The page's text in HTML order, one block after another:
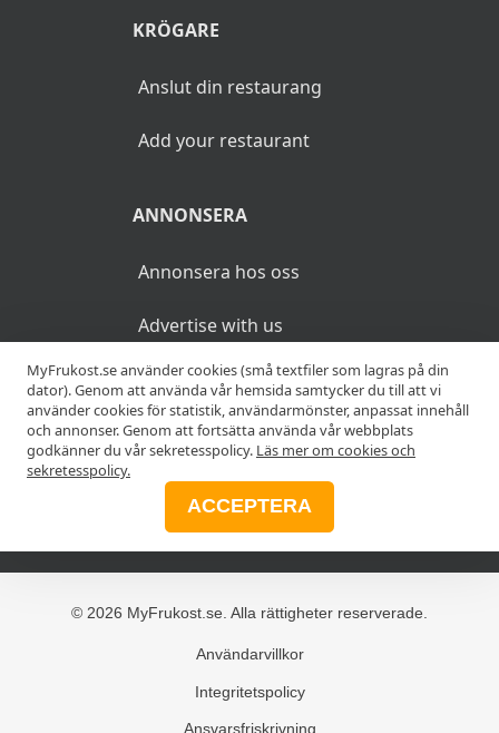
KRÖGARE
Anslut din restaurang
Add your restaurant
ANNONSERA
Annonsera hos oss
Advertise with us
MER
Alla frukostar
© 2026 MyFrukost.se. Alla rättigheter reserverade.
Användarvillkor
Integritetspolicy
Ansvarsfriskrivning
MyFrukost.se använder cookies (små textfiler som lagras på din
dator). Genom att använda vår hemsida samtycker du till att vi
använder cookies för statistik, användarmönster, anpassat innehåll
och annonser. Genom att fortsätta använda vår webbplats
godkänner du vår sekretesspolicy. Läs mer om cookies och
sekretesspolicy.
ACCEPTERA